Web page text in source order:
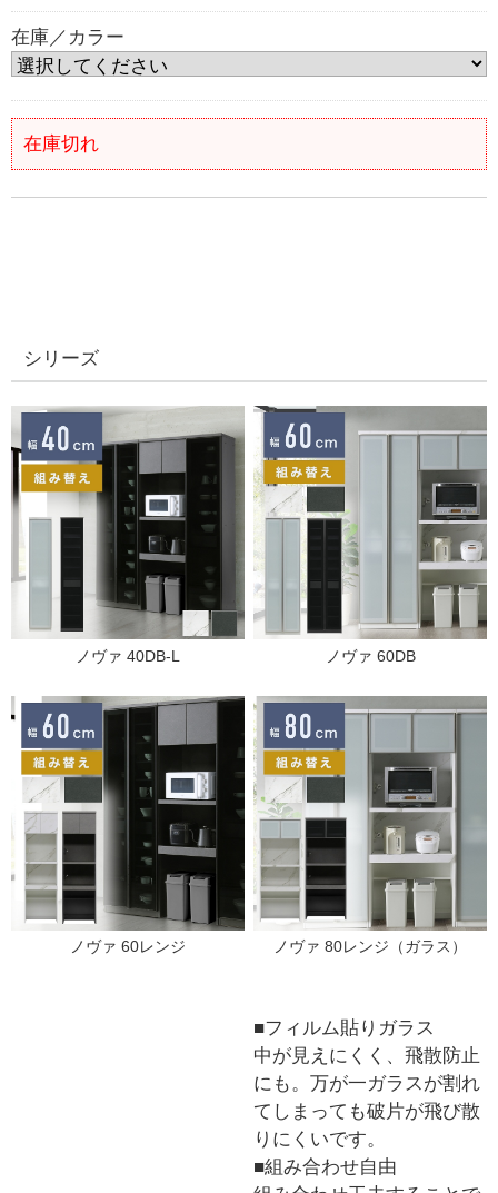
在庫／カラー
在庫切れ
シリーズ
ノヴァ 40DB-L ノヴァ 60DB
ノヴァ 60レンジ ノヴァ 80レンジ（ガラス）
■フィルム貼りガラス
中が見えにくく、飛散防止
にも。万が一ガラスが割れ
てしまっても破片が飛び散
りにくいです。
■組み合わせ自由